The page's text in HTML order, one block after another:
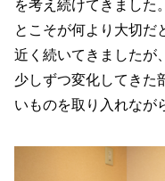
を考え続けてきました
とこそが何より大切だ
近く続いてきましたが
少しずつ変化してきた
いものを取り入れなが